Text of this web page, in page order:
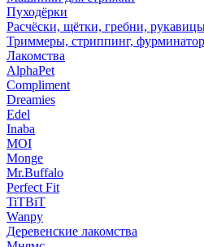
Пуходёрки
Расчёски, щётки, гребни,
Триммеры, стриппинг,
Лакомства
AlphaPet
Compliment
Dreamies
Edel
Inaba
MOI
Monge
Mr.Buffalo
Perfect Fit
TiTBiT
Wanpy
Деревенские лакомства